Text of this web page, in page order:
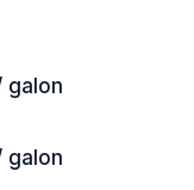
galon
galon